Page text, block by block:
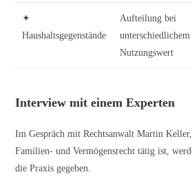
✦
Haushaltsgegenstände
Aufteilung bei
unterschiedlichem
Nutzungswert
Interview mit einem Experten
Im Gespräch mit Rechtsanwalt Martin
Familien- und Vermögensrecht tätig ist,
die Praxis gegeben.